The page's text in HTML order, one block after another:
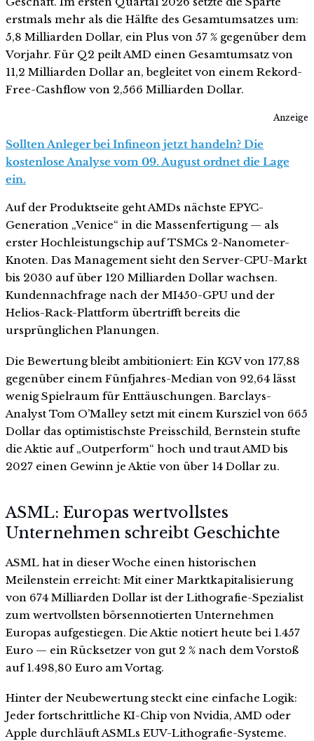
erstmals mehr als die Hälfte des Gesamtumsatzes um:
5,8 Milliarden Dollar, ein Plus von 57 % gegenüber dem
Vorjahr. Für Q2 peilt AMD einen Gesamtumsatz von
11,2 Milliarden Dollar an, begleitet von einem Rekord-
Free-Cashflow von 2,566 Milliarden Dollar.
Anzeige
Sollten Anleger bei Infineon jetzt handeln? Die
kostenlose Analyse vom 09. August ordnet die Lage
ein.
Auf der Produktseite geht AMDs nächste EPYC-
Generation „Venice“ in die Massenfertigung — als
erster Hochleistungschip auf TSMCs 2-Nanometer-
Knoten. Das Management sieht den Server-CPU-Markt
bis 2030 auf über 120 Milliarden Dollar wachsen.
Kundennachfrage nach der MI450-GPU und der
Helios-Rack-Plattform übertrifft bereits die
ursprünglichen Planungen.
Die Bewertung bleibt ambitioniert: Ein KGV von 177,88
gegenüber einem Fünfjahres-Median von 92,64 lässt
wenig Spielraum für Enttäuschungen. Barclays-
Analyst Tom O’Malley setzt mit einem Kursziel von 665
Dollar das optimistischste Preisschild, Bernstein stufte
die Aktie auf „Outperform“ hoch und traut AMD bis
2027 einen Gewinn je Aktie von über 14 Dollar zu.
ASML: Europas wertvollstes
Unternehmen schreibt Geschichte
ASML hat in dieser Woche einen historischen
Meilenstein erreicht: Mit einer Marktkapitalisierung
von 674 Milliarden Dollar ist der Lithografie-Spezialist
zum wertvollsten börsennotierten Unternehmen
Europas aufgestiegen. Die Aktie notiert heute bei 1.457
Euro — ein Rücksetzer von gut 2 % nach dem Vorstoß
auf 1.498,80 Euro am Vortag.
Hinter der Neubewertung steckt eine einfache Logik:
Jeder fortschrittliche KI-Chip von Nvidia, AMD oder
Apple durchläuft ASMLs EUV-Lithografie-Systeme.